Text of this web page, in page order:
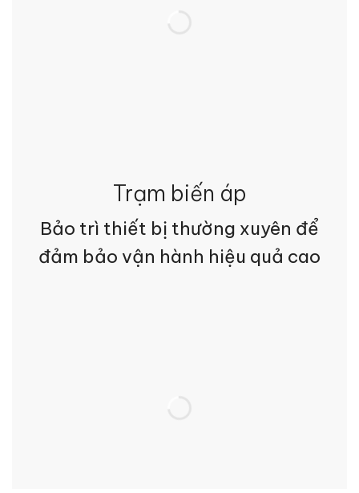
Trạm biến áp
Bảo trì thiết bị thường xuyên để
đảm bảo vận hành hiệu quả cao